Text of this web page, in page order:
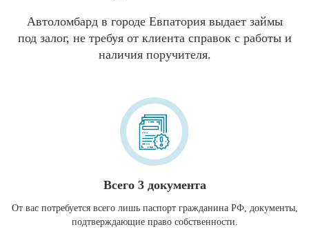
Автоломбард в городе Евпатория выдает займы
под залог, не требуя от клиента справок с работы и
наличия поручителя.
Всего 3 документа
От вас потребуется всего лишь паспорт гражданина РФ, документы,
подтверждающие право собственности.